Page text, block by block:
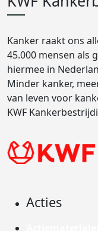
Kanker raakt ons
45.000 mensen als
hiermee in
Minder kanker,
van leven voor
KWF
Acties